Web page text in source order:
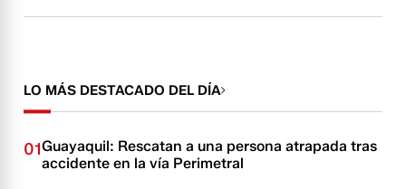
LO MÁS DESTACADO DEL DÍA
01Guayaquil: Rescatan a una persona atrapada tras
accidente en la vía Perimetral